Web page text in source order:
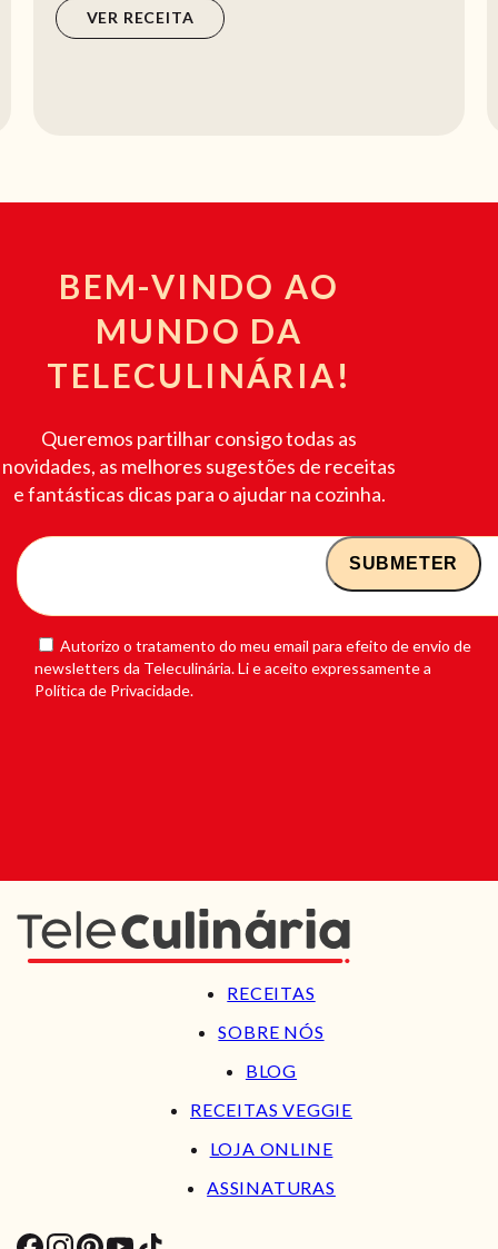
VER RECEITA
BEM-VINDO AO
MUNDO DA
TELECULINÁRIA!
Queremos partilhar consigo todas as
novidades, as melhores sugestões de receitas
e fantásticas dicas para o ajudar na cozinha.
Autorizo o tratamento do meu email para efeito de envio de
newsletters da Teleculinária. Li e aceito expressamente a
Política de Privacidade.
RECEITAS
SOBRE NÓS
BLOG
RECEITAS VEGGIE
LOJA ONLINE
ASSINATURAS